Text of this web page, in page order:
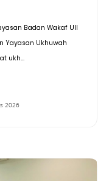
Badan Wakaf UII
Yayasan Ukhuwah
ukh...
2026